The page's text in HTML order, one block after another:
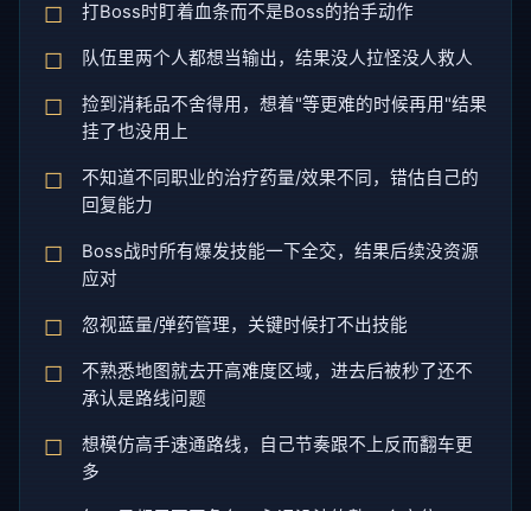
打Boss时盯着血条而不是Boss的抬手动作
队伍里两个人都想当输出，结果没人拉怪没人救人
捡到消耗品不舍得用，想着"等更难的时候再用"结果
挂了也没用上
不知道不同职业的治疗药量/效果不同，错估自己的
回复能力
Boss战时所有爆发技能一下全交，结果后续没资源
应对
忽视蓝量/弹药管理，关键时候打不出技能
不熟悉地图就去开高难度区域，进去后被秒了还不
承认是路线问题
想模仿高手速通路线，自己节奏跟不上反而翻车更
多